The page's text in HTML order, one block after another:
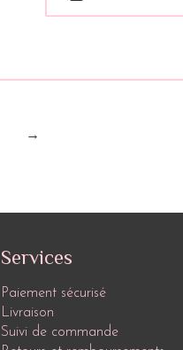
→
Services
Paiement sécurisé
Livraison
Suivi de commande